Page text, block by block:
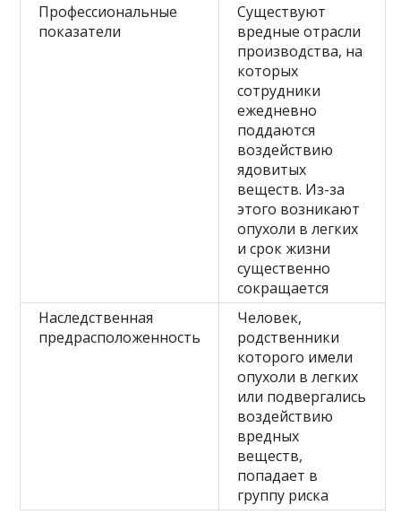
Профессиональные
показатели
Существуют
вредные отрасли
производства, на
которых
сотрудники
ежедневно
поддаются
воздействию
ядовитых
веществ. Из-за
этого возникают
опухоли в легких
и срок жизни
существенно
сокращается
Наследственная
предрасположенность
Человек,
родственники
которого имели
опухоли в легких
или подвергались
воздействию
вредных
веществ,
попадает в
группу риска